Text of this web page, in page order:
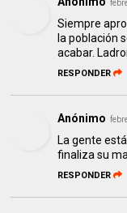
Siempre
la población
acabar.
RESPONDER
Anónimo
La gente
finaliza su
RESPONDER